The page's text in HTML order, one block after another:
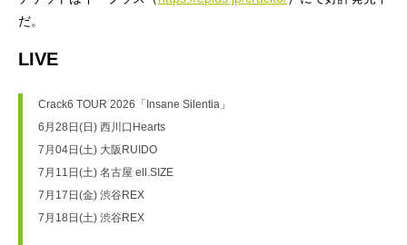
だ。
LIVE
Crack6 TOUR 2026「Insane Silentia」
6月28日(日) 西川口Hearts
7月04日(土) 大阪RUIDO
7月11日(土) 名古屋 ell.SIZE
7月17日(金) 渋谷REX
7月18日(土) 渋谷REX